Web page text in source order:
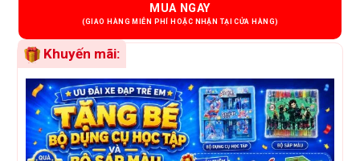
MUA NGAY
Khuyến mãi: